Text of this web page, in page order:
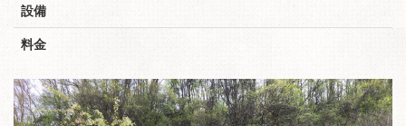
設備
料金